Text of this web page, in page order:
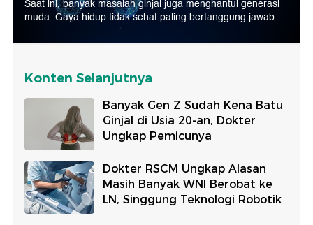
Saat ini, banyak masalah ginjal juga menghantui generasi
muda. Gaya hidup tidak sehat paling bertanggung jawab.
Konten Selanjutnya
Banyak Gen Z Sudah Kena Batu
Ginjal di Usia 20-an, Dokter
Ungkap Pemicunya
Dokter RSCM Ungkap Alasan
Masih Banyak WNI Berobat ke
LN, Singgung Teknologi Robotik